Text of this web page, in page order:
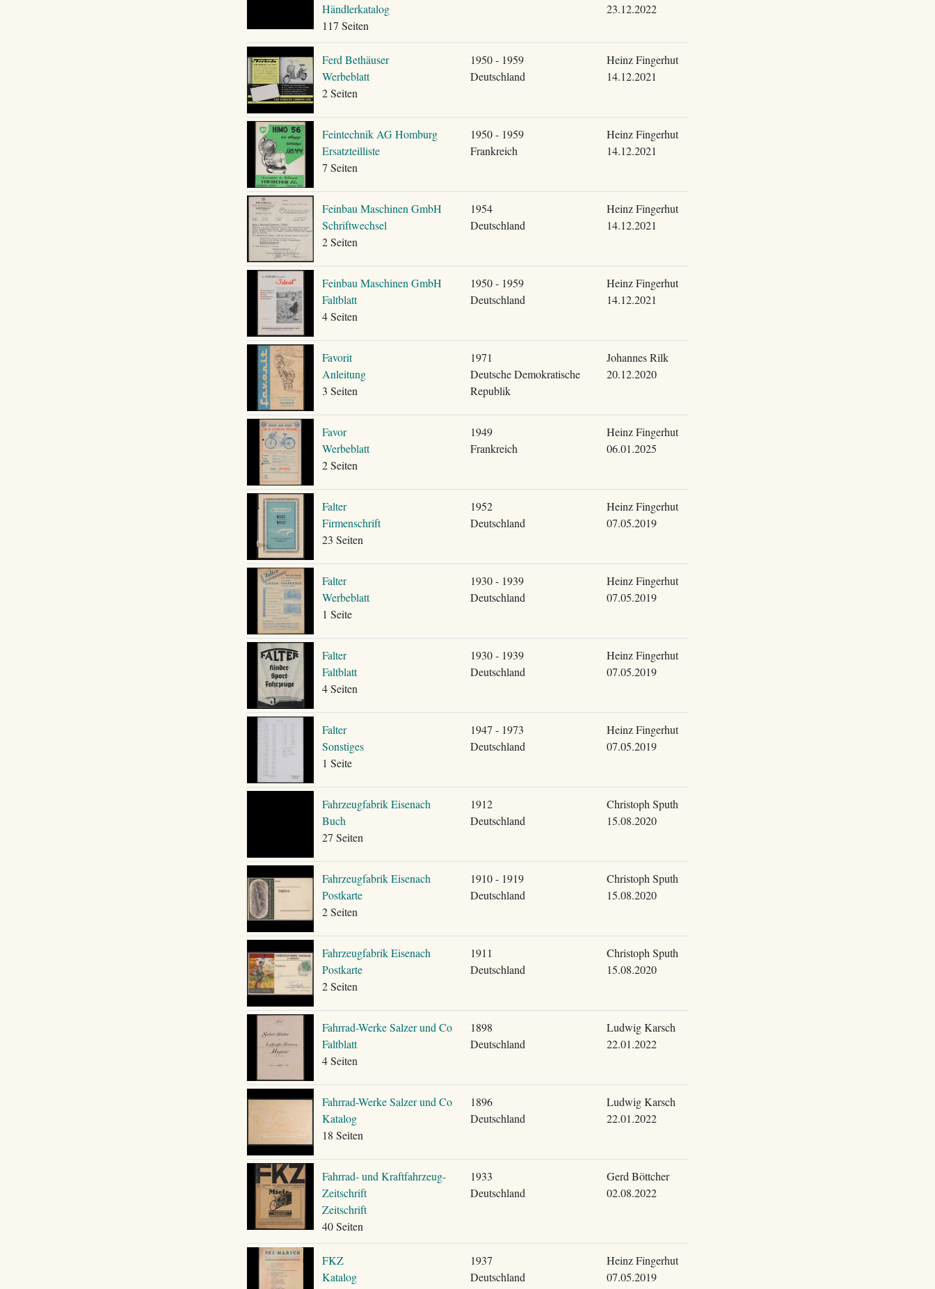
Händlerkatalog
117 Seiten
23.12.2022
Ferd Bethäuser
Werbeblatt
2 Seiten
1950 - 1959
Deutschland
Heinz Fingerhut
14.12.2021
Feintechnik AG Homburg
Ersatzteilliste
7 Seiten
1950 - 1959
Frankreich
Heinz Fingerhut
14.12.2021
Feinbau Maschinen GmbH
Schriftwechsel
2 Seiten
1954
Deutschland
Heinz Fingerhut
14.12.2021
Feinbau Maschinen GmbH
Faltblatt
4 Seiten
1950 - 1959
Deutschland
Heinz Fingerhut
14.12.2021
Favorit
Anleitung
3 Seiten
1971
Deutsche Demokratische
Republik
Johannes Rilk
20.12.2020
Favor
Werbeblatt
2 Seiten
1949
Frankreich
Heinz Fingerhut
06.01.2025
Falter
Firmenschrift
23 Seiten
1952
Deutschland
Heinz Fingerhut
07.05.2019
Falter
Werbeblatt
1 Seite
1930 - 1939
Deutschland
Heinz Fingerhut
07.05.2019
Falter
Faltblatt
4 Seiten
1930 - 1939
Deutschland
Heinz Fingerhut
07.05.2019
Falter
Sonstiges
1 Seite
1947 - 1973
Deutschland
Heinz Fingerhut
07.05.2019
Fahrzeugfabrik Eisenach
Buch
27 Seiten
1912
Deutschland
Christoph Sputh
15.08.2020
Fahrzeugfabrik Eisenach
Postkarte
2 Seiten
1910 - 1919
Deutschland
Christoph Sputh
15.08.2020
Fahrzeugfabrik Eisenach
Postkarte
2 Seiten
1911
Deutschland
Christoph Sputh
15.08.2020
Fahrrad-Werke Salzer und Co
Faltblatt
4 Seiten
1898
Deutschland
Ludwig Karsch
22.01.2022
Fahrrad-Werke Salzer und Co
Katalog
18 Seiten
1896
Deutschland
Ludwig Karsch
22.01.2022
Fahrrad- und Kraftfahrzeug-
Zeitschrift
Zeitschrift
40 Seiten
1933
Deutschland
Gerd Böttcher
02.08.2022
FKZ
Katalog
1937
Deutschland
Heinz Fingerhut
07.05.2019